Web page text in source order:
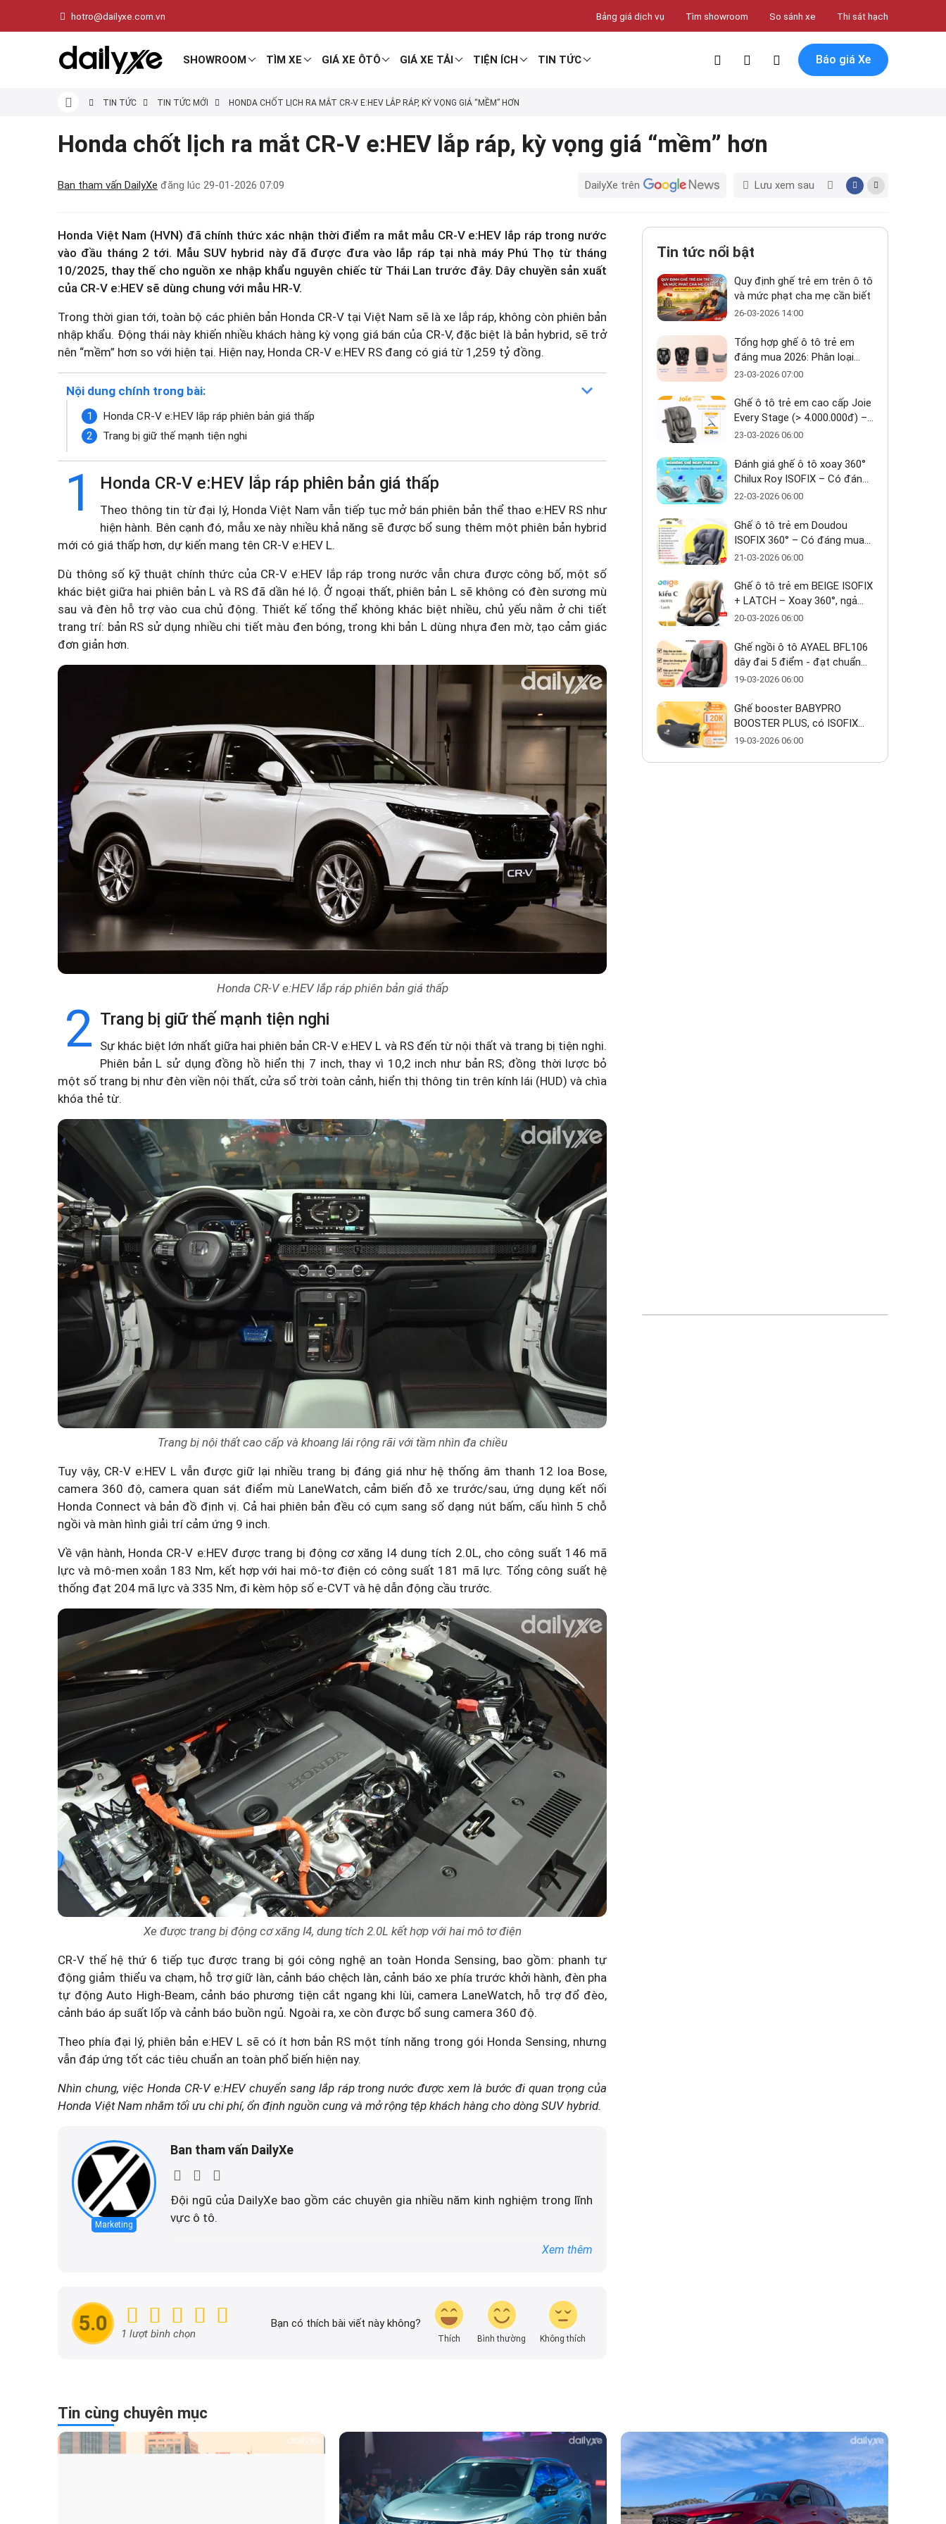
hotro@dailyxe.com.vn Bảng giá dịch vụ Tìm showroom So sánh xe Thi sát hạch
SHOWROOM TÌM XE GIÁ XE ÔTÔ GIÁ XE TẢI TIỆN ÍCH TIN TỨC Báo giá Xe
TIN TỨC TIN TỨC MỚI HONDA CHỐT LỊCH RA MẮT CR-V E:HEV LẮP RÁP, KỲ VỌNG GIÁ “MỀM” HƠN
Honda chốt lịch ra mắt CR-V e:HEV lắp ráp, kỳ vọng giá “mềm” hơn
Ban tham vấn DailyXe đăng lúc 29-01-2026 07:09 DailyXe trên Lưu xem sau
Honda Việt Nam (HVN) đã chính thức xác nhận thời điểm ra mắt mẫu CR-V e:HEV lắp ráp trong nước
vào đầu tháng 2 tới. Mẫu SUV hybrid này đã được đưa vào lắp ráp tại nhà máy Phú Thọ từ tháng
10/2025, thay thế cho nguồn xe nhập khẩu nguyên chiếc từ Thái Lan trước đây. Dây chuyền sản xuất
của CR-V e:HEV sẽ dùng chung với mẫu HR-V.
Trong thời gian tới, toàn bộ các phiên bản Honda CR-V tại Việt Nam sẽ là xe lắp ráp, không còn phiên bản
nhập khẩu. Động thái này khiến nhiều khách hàng kỳ vọng giá bán của CR-V, đặc biệt là bản hybrid, sẽ trở
nên “mềm” hơn so với hiện tại. Hiện nay, Honda CR-V e:HEV RS đang có giá từ 1,259 tỷ đồng.
Nội dung chính trong bài:
Honda CR-V e:HEV lắp ráp phiên bản giá thấp
Trang bị giữ thế mạnh tiện nghi
1 Honda CR-V e:HEV lắp ráp phiên bản giá thấp
Theo thông tin từ đại lý, Honda Việt Nam vẫn tiếp tục mở bán phiên bản thể thao e:HEV RS như
hiện hành. Bên cạnh đó, mẫu xe này nhiều khả năng sẽ được bổ sung thêm một phiên bản hybrid
mới có giá thấp hơn, dự kiến mang tên CR-V e:HEV L.
Dù thông số kỹ thuật chính thức của CR-V e:HEV lắp ráp trong nước vẫn chưa được công bố, một số
khác biệt giữa hai phiên bản L và RS đã dần hé lộ. Ở ngoại thất, phiên bản L sẽ không có đèn sương mù
sau và đèn hỗ trợ vào cua chủ động. Thiết kế tổng thể không khác biệt nhiều, chủ yếu nằm ở chi tiết
trang trí: bản RS sử dụng nhiều chi tiết màu đen bóng, trong khi bản L dùng nhựa đen mờ, tạo cảm giác
đơn giản hơn.
Honda CR-V e:HEV lắp ráp phiên bản giá thấp
2 Trang bị giữ thế mạnh tiện nghi
Sự khác biệt lớn nhất giữa hai phiên bản CR-V e:HEV L và RS đến từ nội thất và trang bị tiện nghi.
Phiên bản L sử dụng đồng hồ hiển thị 7 inch, thay vì 10,2 inch như bản RS; đồng thời lược bỏ
một số trang bị như đèn viền nội thất, cửa sổ trời toàn cảnh, hiển thị thông tin trên kính lái (HUD) và chìa
khóa thẻ từ.
Trang bị nội thất cao cấp và khoang lái rộng rãi với tầm nhìn đa chiều
Tuy vậy, CR-V e:HEV L vẫn được giữ lại nhiều trang bị đáng giá như hệ thống âm thanh 12 loa Bose,
camera 360 độ, camera quan sát điểm mù LaneWatch, cảm biến đỗ xe trước/sau, ứng dụng kết nối
Honda Connect và bản đồ định vị. Cả hai phiên bản đều có cụm sang số dạng nút bấm, cấu hình 5 chỗ
ngồi và màn hình giải trí cảm ứng 9 inch.
Về vận hành, Honda CR-V e:HEV được trang bị động cơ xăng I4 dung tích 2.0L, cho công suất 146 mã
lực và mô-men xoắn 183 Nm, kết hợp với hai mô-tơ điện có công suất 181 mã lực. Tổng công suất hệ
thống đạt 204 mã lực và 335 Nm, đi kèm hộp số e-CVT và hệ dẫn động cầu trước.
Xe được trang bị động cơ xăng I4, dung tích 2.0L kết hợp với hai mô tơ điện
CR-V thế hệ thứ 6 tiếp tục được trang bị gói công nghệ an toàn Honda Sensing, bao gồm: phanh tự
động giảm thiểu va chạm, hỗ trợ giữ làn, cảnh báo chệch làn, cảnh báo xe phía trước khởi hành, đèn pha
tự động Auto High-Beam, cảnh báo phương tiện cắt ngang khi lùi, camera LaneWatch, hỗ trợ đổ đèo,
cảnh báo áp suất lốp và cảnh báo buồn ngủ. Ngoài ra, xe còn được bổ sung camera 360 độ.
Theo phía đại lý, phiên bản e:HEV L sẽ có ít hơn bản RS một tính năng trong gói Honda Sensing, nhưng
vẫn đáp ứng tốt các tiêu chuẩn an toàn phổ biến hiện nay.
Nhìn chung, việc Honda CR-V e:HEV chuyển sang lắp ráp trong nước được xem là bước đi quan trọng của
Honda Việt Nam nhằm tối ưu chi phí, ổn định nguồn cung và mở rộng tệp khách hàng cho dòng SUV hybrid.
Marketing
Ban tham vấn DailyXe
Đội ngũ của DailyXe bao gồm các chuyên gia nhiều năm kinh nghiệm trong lĩnh
vực ô tô.
Trách nhiệm của ban tham vấn DailyXe là đảm bảo thông tin chính xác được
Xem thêm
5.0 1 lượt bình chọn
Bạn có thích bài viết này không?
Thích Bình thường Không thích
Tin tức nổi bật
Quy định ghế trẻ em trên ô tô
và mức phạt cha mẹ cần biết
26-03-2026 14:00
Tổng hợp ghế ô tô trẻ em
đáng mua 2026: Phân loại
theo tầm giá
23-03-2026 07:00
Ghế ô tô trẻ em cao cấp Joie
Every Stage (> 4.000.000đ) –
Ưu và nhược điểm - Có đáng
23-03-2026 06:00
Đánh giá ghế ô tô xoay 360°
Chilux Roy ISOFIX – Có đáng
mua trong tầm giá ~3 triệu
22-03-2026 06:00
Ghế ô tô trẻ em Doudou
ISOFIX 360° – Có đáng mua
trong tầm giá 2 triệu?
21-03-2026 06:00
Ghế ô tô trẻ em BEIGE ISOFIX
+ LATCH – Xoay 360°, ngả
170°, giải pháp an toàn linh
20-03-2026 06:00
Ghế ngồi ô tô AYAEL BFL106
dây đai 5 điểm - đạt chuẩn
ECE R129 cho bé từ 1–10 tuổi
19-03-2026 06:00
Ghế booster BABYPRO
BOOSTER PLUS, có ISOFIX
giá ~800k có thực sự đáng
19-03-2026 06:00
Tin cùng chuyên mục